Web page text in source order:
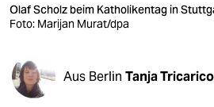
veranstaltungen
shop
fragen & hilfe
Olaf Scholz beim Katholikentag in
Foto: Marijan Murat/dpa
Aus Berlin Tanja Tricarico